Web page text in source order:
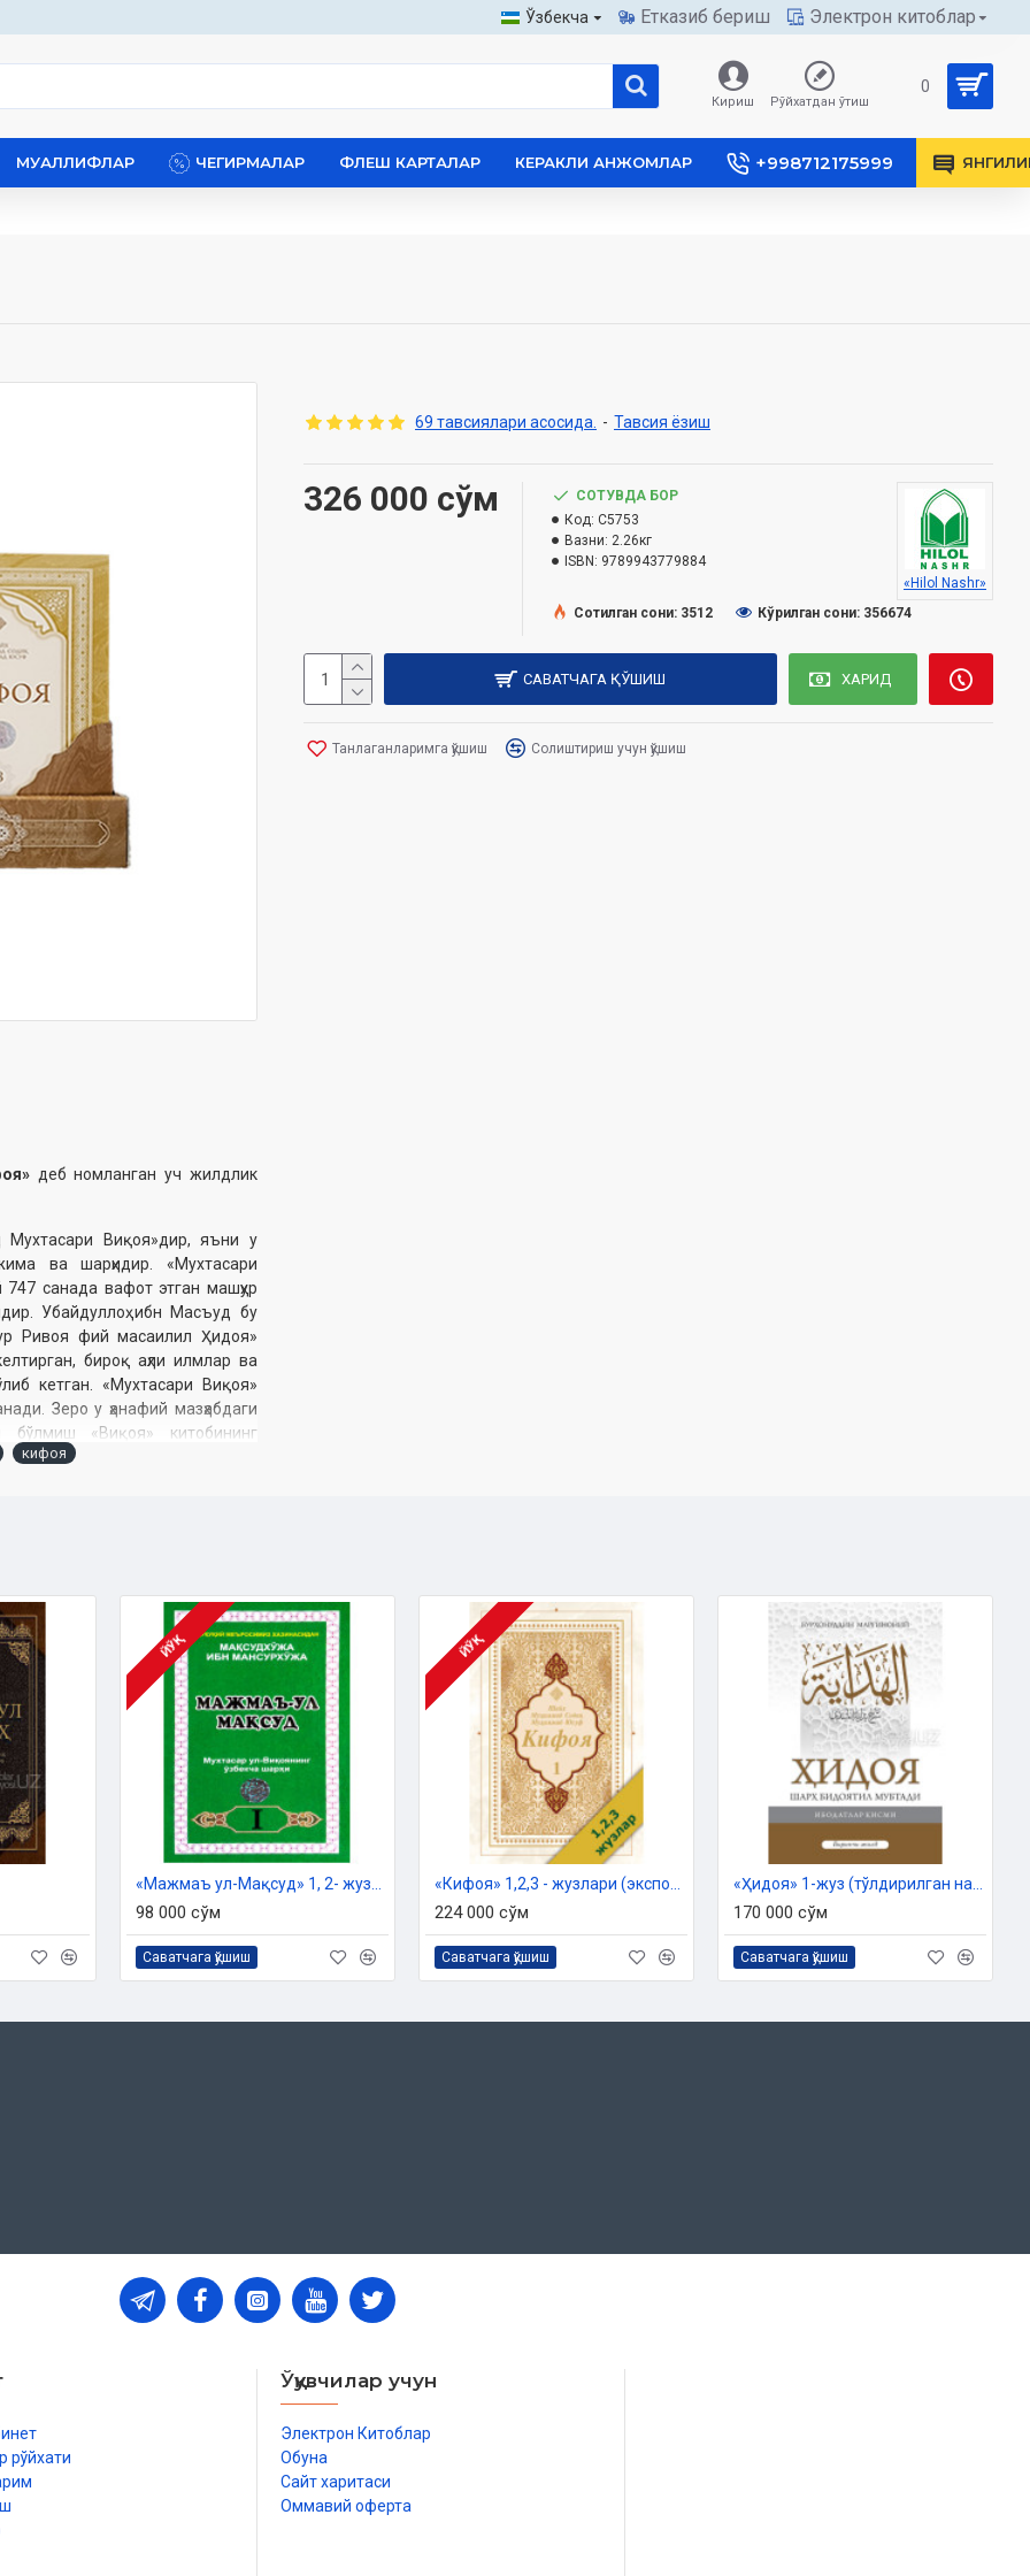
Ўзбекча Етказиб бериш Электрон китоблар
Кириш Рўйхатдан ўтиш
0
МУАЛЛИФЛАР ЧЕГИРМАЛАР ФЛЕШ КАРТАЛАР КЕРАКЛИ АНЖОМЛАР +998712175999
деб номланган уч жилдлик
Виқоя»дир, яъни у
ва шарҳидир. «Мухтасари
санада вафот этган машҳур
Убайдуллоҳ ибн Масъуд бу
Ривоя фий масаилил Ҳидоя»
бироқ аҳли илмлар ва
кетган. «Мухтасари Виқоя»
Зеро у ҳанафий мазҳабдаги
«Виқоя» китобининг
эъзозлаб келадилар.
ишлари бўйича қўмитанинг 4588-
69 тавсиялари асосида. - Тавсия ёзиш
326 000 сўм
СОТУВДА БОР
Код: C5753
Вазни: 2.26кг
ISBN: 9789943779884
«Hilol Nashr»
Сотилган сони: 3512
Кўрилган сони: 356674
САВАТЧАГА ҚЎШИШ ХАРИД
Танлаганларимга қўшиш Солиштириш учун қўшиш
кифоя
ЙЎҚ
98 000 сўм
Саватчага қўшиш
ЙЎҚ
224 000 сўм
Саватчага қўшиш
170 000 сўм
Саватчага қўшиш
рўйхати
Ўқувчилар учун
Электрон Китоблар
Обуна
Сайт харитаси
Оммавий оферта